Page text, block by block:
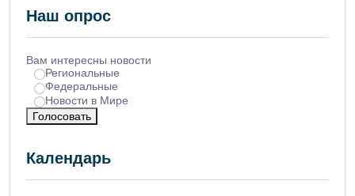
Наш опрос
Вам интересны новости
Региональные
Федеральные
Новости в Мире
Голосовать
Календарь